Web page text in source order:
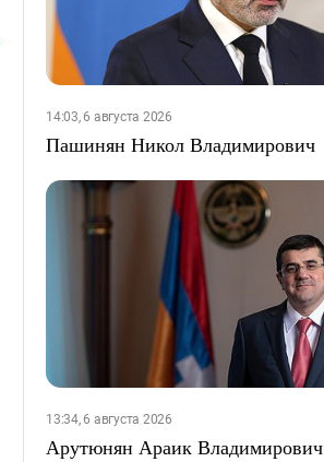
14:03, 6 августа 2026
Пашинян Никол Владимирович
13:34, 6 августа 2026
Арутюнян Араик Владимирович